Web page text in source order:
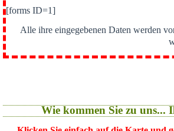
[forms ID=1]
Alle ihre eingegebenen Daten werden
Wie kommen Sie zu uns...